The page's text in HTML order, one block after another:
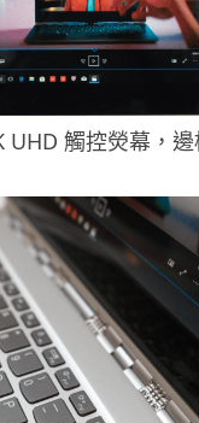
觸控熒幕，邊